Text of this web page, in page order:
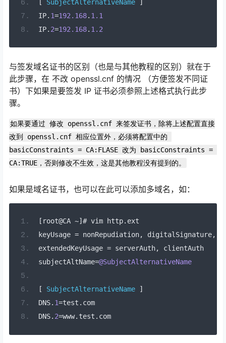
SubjectAlternativeName
IP. 1=192.168. 1.1
IP. 2=192.168. 1.2
与签发域名证书的区别（也是与其他教程的区别）就在于
此步骤，在 不改 openssl.cnf 的情况 （方便签发不同证
书）下如果是要签发 IP 证书必须参照上述格式执行此步
骤。
如果要通过 修改 openssl.cnf 来签发证书，除将上述配置直接
改到 openssl.cnf 相应位置外，必须将配置中的
basicConstraints = CA:FLASE 改为 basicConstraints =
CA:TRUE，否则修改不生效，这是其他教程没有提到的。
如果是域名证书，也可以在此可以添加多域名，如：
[ root@CA ~]# vim http. ext
keyUsage = nonRepudiation, digitalSignature,
extendedKeyUsage = serverAuth, clientAuth
subjectAltName=@SubjectAlternativeName
[ SubjectAlternativeName
]
DNS. 1=test . com
DNS. 2=www. test . com